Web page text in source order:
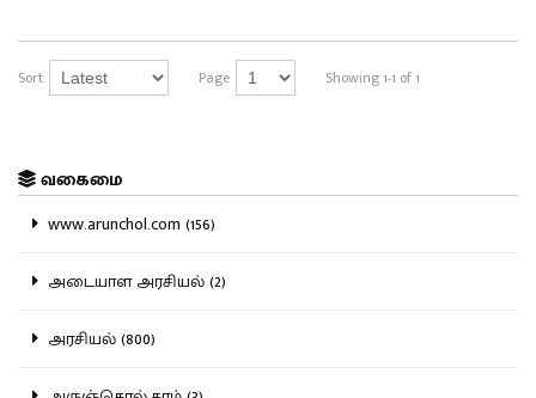
Sort Page Showing 1-1 of 1
வகைமை
www.arunchol.com (156)
அடையாள அரசியல் (2)
அரசியல் (800)